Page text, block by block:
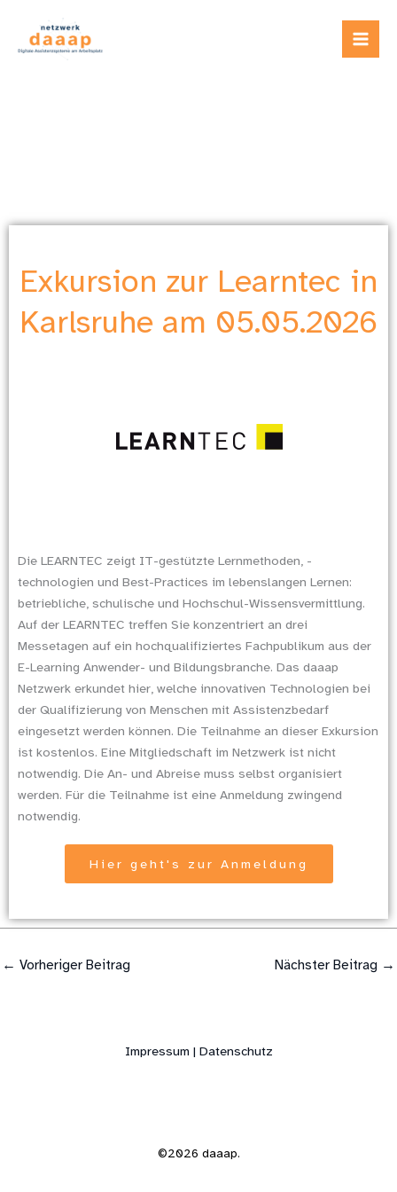
springen
Exkursion zur Learntec in
Karlsruhe am 05.05.2026
Die LEARNTEC zeigt IT-gestützte Lernmethoden, -
technologien und Best-Practices im lebenslangen Lernen:
betriebliche, schulische und Hochschul-Wissensvermittlung.
Auf der LEARNTEC treffen Sie konzentriert an drei
Messetagen auf ein hochqualifiziertes Fachpublikum aus der
E-Learning Anwender- und Bildungsbranche. Das daaap
Netzwerk erkundet hier, welche innovativen Technologien bei
der Qualifizierung von Menschen mit Assistenzbedarf
eingesetzt werden können. Die Teilnahme an dieser Exkursion
ist kostenlos. Eine Mitgliedschaft im Netzwerk ist nicht
notwendig. Die An- und Abreise muss selbst organisiert
werden. Für die Teilnahme ist eine Anmeldung zwingend
notwendig.
Hier geht's zur Anmeldung
← Vorheriger Beitrag Nächster Beitrag →
Impressum | Datenschutz
©2026 daaap.